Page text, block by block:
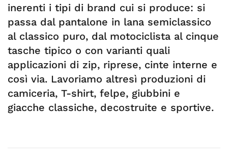
inerenti i tipi di brand cui si produce: si
passa dal pantalone in lana semiclassico
al classico puro, dal motociclista al cinque
tasche tipico o con varianti quali
applicazioni di zip, riprese, cinte interne e
così via. Lavoriamo altresì produzioni di
camiceria, T-shirt, felpe, giubbini e
giacche classiche, decostruite e sportive.